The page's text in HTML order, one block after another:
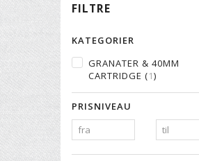
FILTRE
KATEGORIER
GRANATER & 40MM
CARTRIDGE (1)
PRISNIVEAU